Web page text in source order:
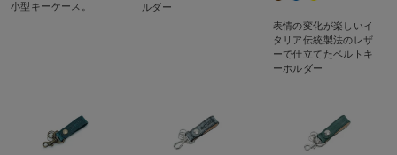
小型キーケース。
ルダー
表情の変化が楽しいイ
タリア伝統製法のレザ
ーで仕立てたベルトキ
ーホルダー